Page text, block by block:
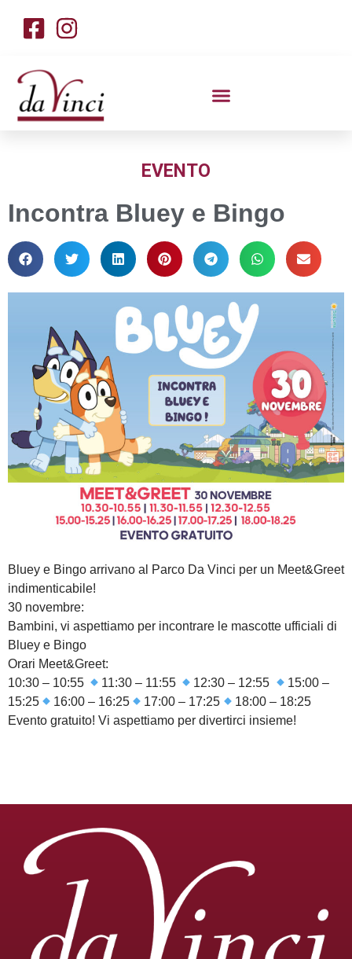
EVENTO
Incontra Bluey e Bingo
Bluey e Bingo arrivano al Parco Da Vinci per un Meet&Greet
indimenticabile!
30 novembre:
Bambini, vi aspettiamo per incontrare le mascotte ufficiali di
Bluey e Bingo
Orari Meet&Greet:
10:30 – 10:55
11:30 – 11:55 12:30 – 12:55
15:00 –
15:25
16:00 – 16:25 17:00 – 17:25
18:00 – 18:25
Evento gratuito! Vi aspettiamo per divertirci insieme!